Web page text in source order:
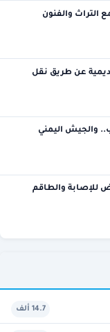
التراث والفنون
تعلن وظائف أكاديمية عن طريق نقل
والجيش اليمني
للإصابة والطاقم
14.7 ألف